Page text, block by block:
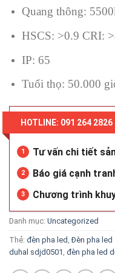
Quang thông:
HSCS: >0.9 CRI:
IP: 65
Tuổi thọ: 50.000
HOTLINE: 091 264 2826
1 Tư vấn chi tiết
2 Báo giá cạnh
3 Chương trình
Danh mục: Uncategorized
Thẻ: đèn pha led ,Đèn pha led
duhal sdjd0501 đèn pha led